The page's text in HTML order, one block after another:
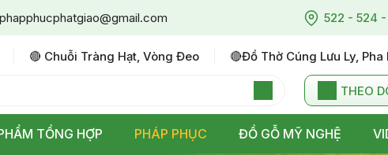
phapphucphatgiao@gmail.com 522 - 524
🔴 Chuỗi Tràng Hạt, Vòng Đeo 🔴đồ Thờ Cúng Lưu Ly, Pha
THEO
TỔNG HỢP PHÁP PHỤC ĐỒ GỖ MỸ NGHỆ